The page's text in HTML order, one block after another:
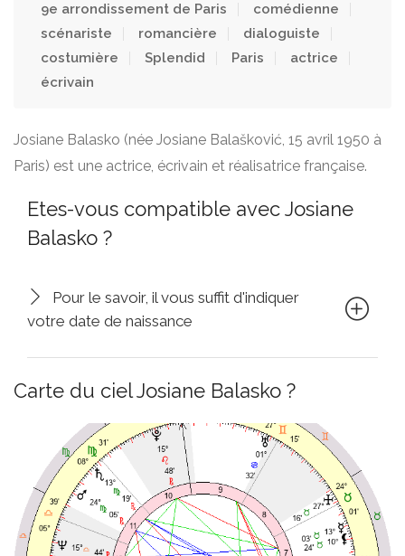
9e arrondissement de Paris
comédienne
scénariste
romancière
dialoguiste
costumière
Splendid Paris
actrice
écrivain
Josiane Balasko (née Josiane Balašković, 15 avril 1950 à
Paris) est une actrice, écrivain et réalisatrice française.
Etes-vous compatible avec Josiane
Balasko ?
Pour le savoir, il vous suffit d'indiquer
votre date de naissance
Carte du ciel Josiane Balasko ?